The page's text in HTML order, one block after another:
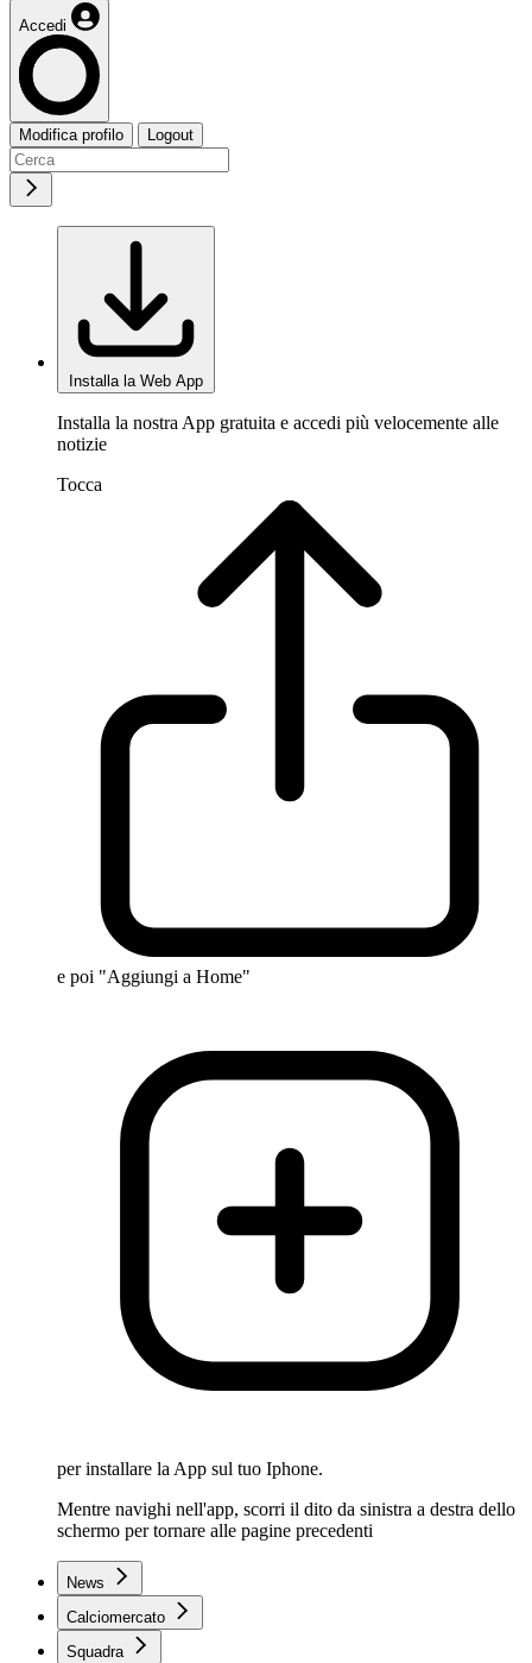
Accedi
Modifica profilo Logout
Installa la Web App
Installa la nostra App gratuita e accedi più velocemente alle
notizie
Tocca
e poi "Aggiungi a Home"
per installare la App sul tuo Iphone.
Mentre navighi nell'app, scorri il dito da sinistra a destra dello
schermo per tornare alle pagine precedenti
News
Calciomercato
Squadra